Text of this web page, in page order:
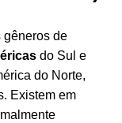
de
do Sul e
do Norte,
Existem em